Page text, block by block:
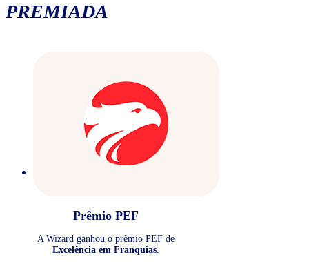
PREMIADA
Prêmio PEF
A Wizard ganhou o prêmio PEF de
Excelência em Franquias.